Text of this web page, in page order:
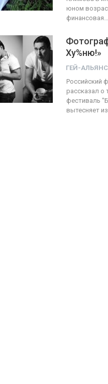
юном
финансовая…
Ху%ню!»
Российский
рассказал о
фестиваль
вытесняет